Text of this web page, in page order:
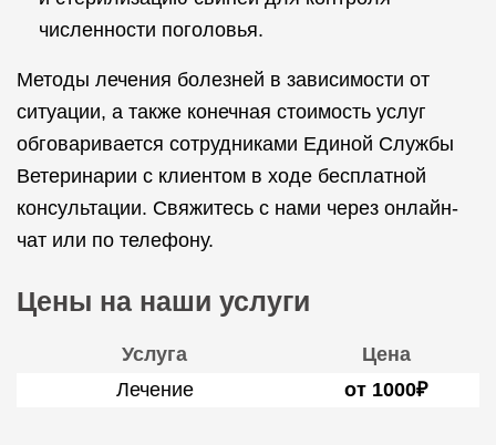
численности поголовья.
Методы лечения болезней в зависимости от
ситуации, а также конечная стоимость услуг
обговаривается сотрудниками Единой Службы
Ветеринарии с клиентом в ходе бесплатной
консультации. Свяжитесь с нами через онлайн-
чат или по телефону.
Цены на наши услуги
Услуга
Цена
Лечение
от 1000₽